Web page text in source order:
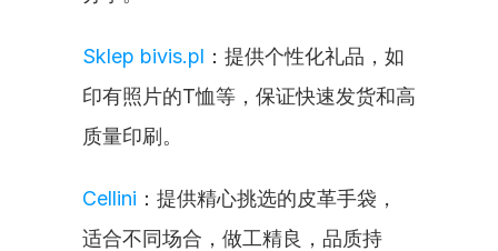
Sklep bivis.pl ：提供个性化礼品，如
印有照片的T恤等，保证快速发货和高
质量印刷。
Cellini ：提供精心挑选的皮革手袋，
适合不同场合，做工精良，品质持